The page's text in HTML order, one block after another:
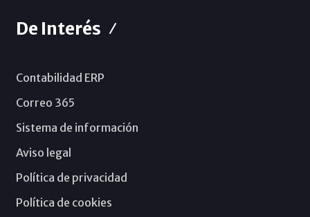
De Interés
Contabilidad ERP
Correo 365
Sistema de información
Aviso legal
Política de privacidad
Política de cookies